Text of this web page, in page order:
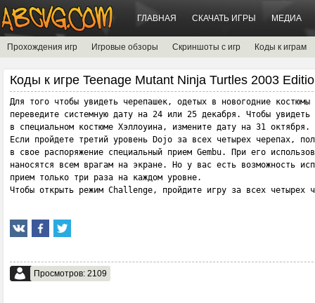
ГЛАВНАЯ СКАЧАТЬ ИГРЫ МЕДИА
Прохождения игр Игровые обзоры Скриншоты с игр Коды к играм
Коды к игре Teenage Mutant Ninja Turtles 2003
Для того чтобы увидеть черепашек, одетых в новогодние
переведите системную дату на 24 или 25 декабря. Чтобы
в специальном костюме Хэллоуина, измените дату на 31 октября.
Если пройдете третий уровень Dojo за всех четырех черепах,
в свое распоряжение специальный прием Gembu. При его
наносятся всем врагам на экране. Но у вас есть возможность
прием только три раза на каждом уровне.
Чтобы открыть режим Challenge, пройдите игру за всех четырех
Просмотров: 2109